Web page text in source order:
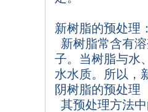
新树脂的预处理
新树脂常含有
子。当树脂与水
水水质。所以，
阴树脂的预处理
其预处理方法